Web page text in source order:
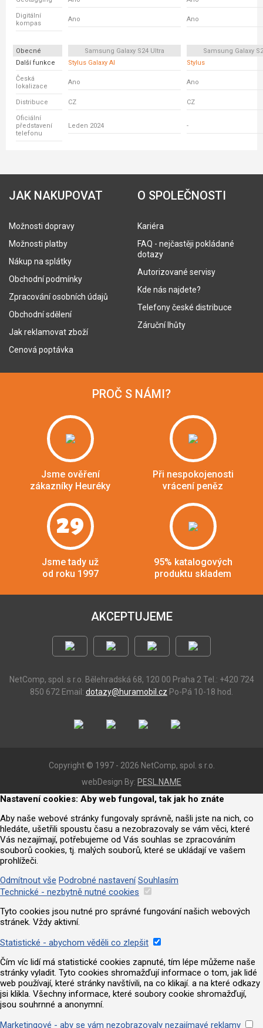
Digitální
kompas
Ano Ano
Obecné Samsung Galaxy S24 Ultra
Samsung Galaxy
Další funkce
Stylus Galaxy AI Stylus
Česká
lokalizace
Ano Ano
Distribuce CZ CZ
Oficiální
představení
telefonu
Leden 2024 -
JAK NAKUPOVAT
Možnosti dopravy
Možnosti platby
Nákup na splátky
Obchodní podmínky
Zpracování osobních údajů
Obchodní sdělení
Jak reklamovat zboží
Cenová poptávka
O SPOLEČNOSTI
Kariéra
FAQ - nejčastěji pokládané
dotazy
Autorizované servisy
Kde nás najdete?
Telefony české distribuce
Záruční lhůty
PROČ S NÁMI?
Jsme ověření
zákazníky Heuréky
Při nespokojenosti
vrácení peněz
29
Jsme tady už
od roku 1997
95% katalogových
produktu skladem
AKCEPTUJEME
NetComp, spol. s r.o. Bělehradská 68, 120 00 Praha 2 Tel.: +420 724
850 672 Email: dotazy@huramobil.cz Po-Pá 10-18 hod.
Copyright © 1997 - 2026 NetComp, spol. s r.o.
webDesign By: PESL.NAME
Nastavení cookies: Aby web fungoval, tak jak ho znáte
Aby naše webové stránky fungovaly správně, našli jste na nich, co
hledáte, ušetřili spoustu času a nezobrazovaly se vám věci, které
Vás nezajímají, potřebujeme od Vás souhlas se zpracováním
souborů cookies, tj. malých souborů, které se ukládají ve vašem
prohlížeči.
Odmítnout vše Podrobné nastavení Souhlasím
Technické - nezbytně nutné cookies
Tyto cookies jsou nutné pro správné fungování našich webových
stránek. Vždy aktivní.
Statistické - abychom věděli co zlepšit
Čím víc lidí má statistické cookies zapnuté, tím lépe můžeme naše
stránky vyladit. Tyto cookies shromažďují informace o tom, jak lidé
web používají, které stránky navštívili, na co klikají. a na které odkazy
jsi klikla. Všechny informace, které soubory cookie shromažďují,
jsou souhrnné a anonymní.
Marketingové - aby se vám nezobrazovaly nezajímavé reklamy